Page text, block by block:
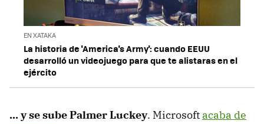
EN XATAKA
La historia de 'America's Army': cuando EEUU
desarrolló un videojuego para que te alistaras en el
ejército
... y se sube Palmer Luckey. Microsoft acaba de